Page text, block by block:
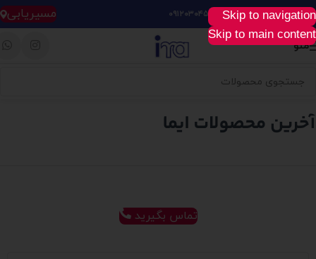
Skip to navigation
Skip to main content
خرید آسان، سریع و راحت : ۰۹۱۲۰۳۰۴۵۲۸ مسیریابی
منو
تماس بگیرید